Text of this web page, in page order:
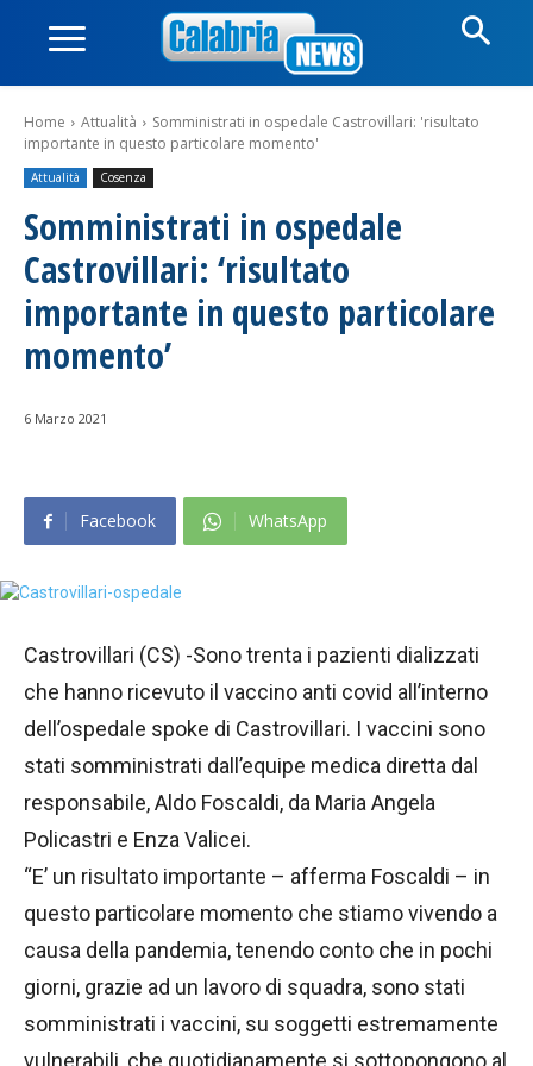
Home Attualità
Somministrati in ospedale Castrovillari: 'risultato
importante in questo particolare momento'
Attualità Cosenza
Somministrati in ospedale
Castrovillari: ‘risultato
importante in questo particolare
momento’
6 Marzo 2021
Facebook WhatsApp
Castrovillari (CS) -Sono trenta i pazienti dializzati
che hanno ricevuto il vaccino anti covid all’interno
dell’ospedale spoke di Castrovillari. I vaccini sono
stati somministrati dall’equipe medica diretta dal
responsabile, Aldo Foscaldi, da Maria Angela
Policastri e Enza Valicei.
“E’ un risultato importante – afferma Foscaldi – in
questo particolare momento che stiamo vivendo a
causa della pandemia, tenendo conto che in pochi
giorni, grazie ad un lavoro di squadra, sono stati
somministrati i vaccini, su soggetti estremamente
vulnerabili, che quotidianamente si sottopongono al